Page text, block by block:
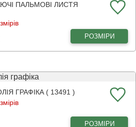
ПАЛЬМОВІ ЛИСТЯ
РОЗМІРИ
ГРАФІКА ( 13491 )
РОЗМІРИ